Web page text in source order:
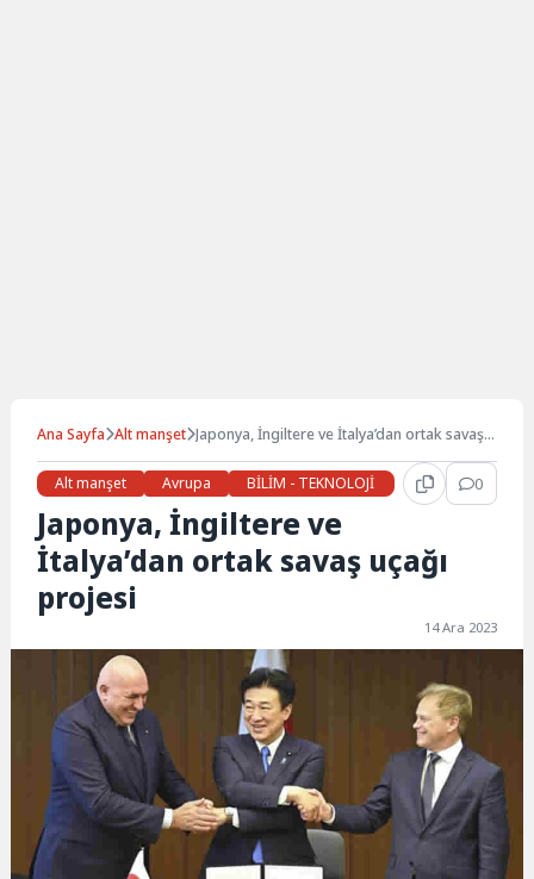
Ana Sayfa Alt manşet Japonya, İngiltere ve İtalya’dan ortak savaş
Alt manşet
Avrupa BİLİM - TEKNOLOJİ BİRLEŞİK KRALLIK
0
Japonya, İngiltere ve
İtalya’dan ortak savaş uçağı
projesi
14 Ara 2023